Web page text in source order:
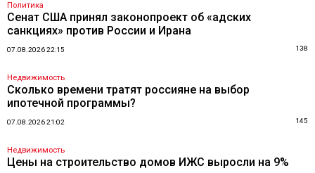
Политика
Сенат США принял законопроект об «адских
санкциях» против России и Ирана
07.08.2026 22:15 138
Недвижимость
Сколько времени тратят россияне на выбор
ипотечной программы?
07.08.2026 21:02 145
Недвижимость
Цены на строительство домов ИЖС выросли на 9%